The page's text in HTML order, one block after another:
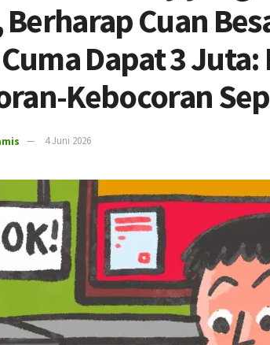
Cuan
Dapat 3 Juta:
Kebocoran
4 Juni 2026